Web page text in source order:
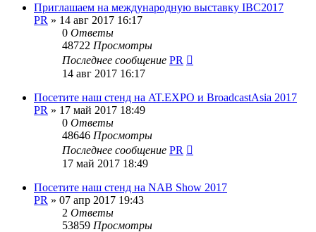
Приглашаем на международную выставку IBC2017
PR » 14 авг 2017 16:17
0 Ответы
48722 Просмотры
Последнее сообщение PR
14 авг 2017 16:17
Посетите наш стенд на AT.EXPO и BroadcastAsia 2017
PR » 17 май 2017 18:49
0 Ответы
48646 Просмотры
Последнее сообщение PR
17 май 2017 18:49
Посетите наш стенд на NAB Show 2017
PR » 07 апр 2017 19:43
2 Ответы
53859 Просмотры